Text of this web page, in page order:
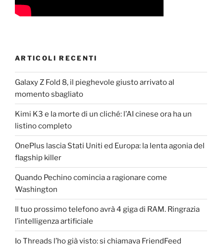
ARTICOLI RECENTI
Galaxy Z Fold 8, il pieghevole giusto arrivato al
momento sbagliato
Kimi K3 e la morte di un cliché: l’AI cinese ora ha un
listino completo
OnePlus lascia Stati Uniti ed Europa: la lenta agonia del
flagship killer
Quando Pechino comincia a ragionare come
Washington
Il tuo prossimo telefono avrà 4 giga di RAM. Ringrazia
l’intelligenza artificiale
Io Threads l’ho già visto: si chiamava FriendFeed